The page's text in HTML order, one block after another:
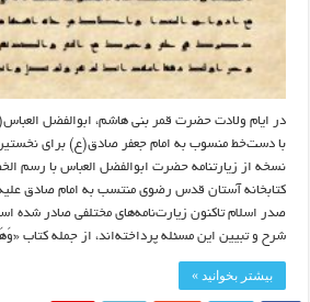
در ایام ولادت حضرت قمر بنی هاشم، ابوالفضل
با دست‌خط منسوب به امام جعفر صادق(ع) برای
کتابخانه آستان قدس رضوی منتسب به امام صادق
صدر اسلام تاکنون زیارت‌نامه‌های مختلفی صادر شده
شرح و تبیین این مسئله پرداخته‌اند، از جمله کتاب
بیشتر بخوانید »